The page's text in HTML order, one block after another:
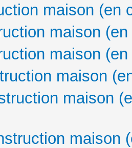
maison (en
maison
maison
maison
maison
maison